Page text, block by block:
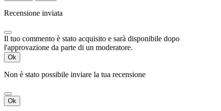
Recensione inviata
Il tuo commento è stato acquisito e sarà disponibile dopo
l'approvazione da parte di un moderatore.
Ok
Non è stato possibile inviare la tua recensione
Ok